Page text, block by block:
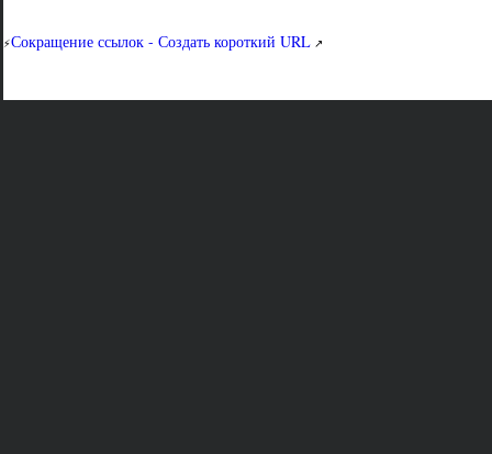
⚡Сокращение ссылок - Создать короткий URL↗